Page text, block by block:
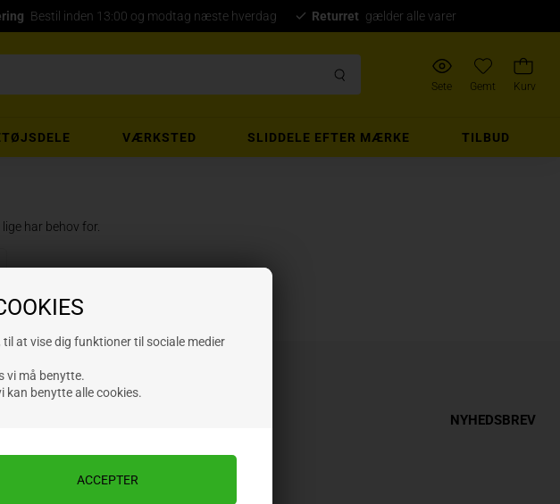
at vise dig funktioner til sociale medier
vi må benytte.
kan benytte alle cookies.
Bestil inden 13:00 og modtag næste hverdag Returret gælder alle varer
Sete Gemt Kurv
VÆRKSTED SLIDDELE EFTER MÆRKE TILBUD
har behov for.
klar til at hjælpe dig.
NYHEDSBREV